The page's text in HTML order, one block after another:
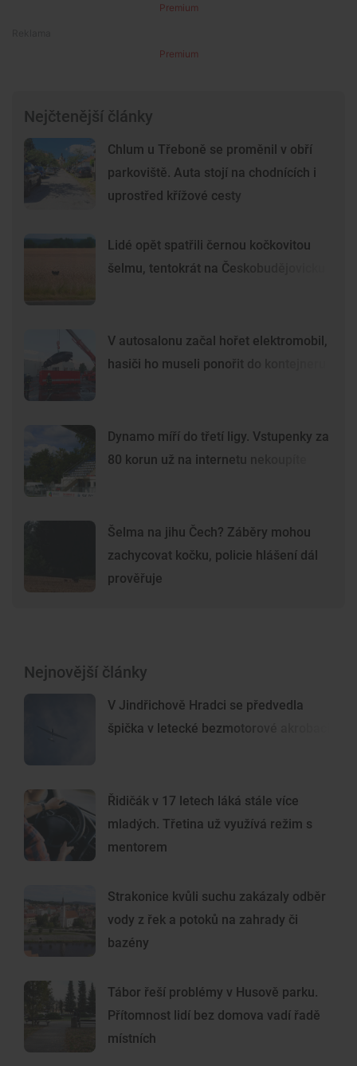
Premium
Premium
Nejčtenější články
Chlum u Třeboně se proměnil v obří
parkoviště. Auta stojí na chodnících i
uprostřed křížové cesty
Lidé opět spatřili černou kočkovitou
šelmu, tentokrát na Českobudějovicku
V autosalonu začal hořet elektromobil,
hasiči ho museli ponořit do kontejneru
Dynamo míří do třetí ligy. Vstupenky za
80 korun už na internetu nekoupíte
Šelma na jihu Čech? Záběry mohou
zachycovat kočku, policie hlášení dál
prověřuje
Nejnovější články
V Jindřichově Hradci se předvedla
špička v letecké bezmotorové akrobacii
Řidičák v 17 letech láká stále více
mladých. Třetina už využívá režim s
mentorem
Strakonice kvůli suchu zakázaly odběr
vody z řek a potoků na zahrady či
bazény
Tábor řeší problémy v Husově parku.
Přítomnost lidí bez domova vadí řadě
místních